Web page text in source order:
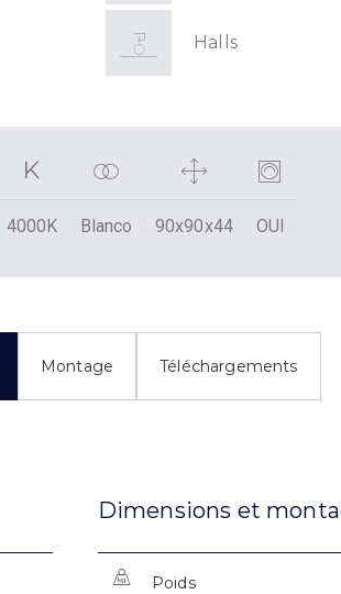
Halls
4000K Blanco 90x90x44 OUI
Montage Téléchargements
Dimensions et
Poids